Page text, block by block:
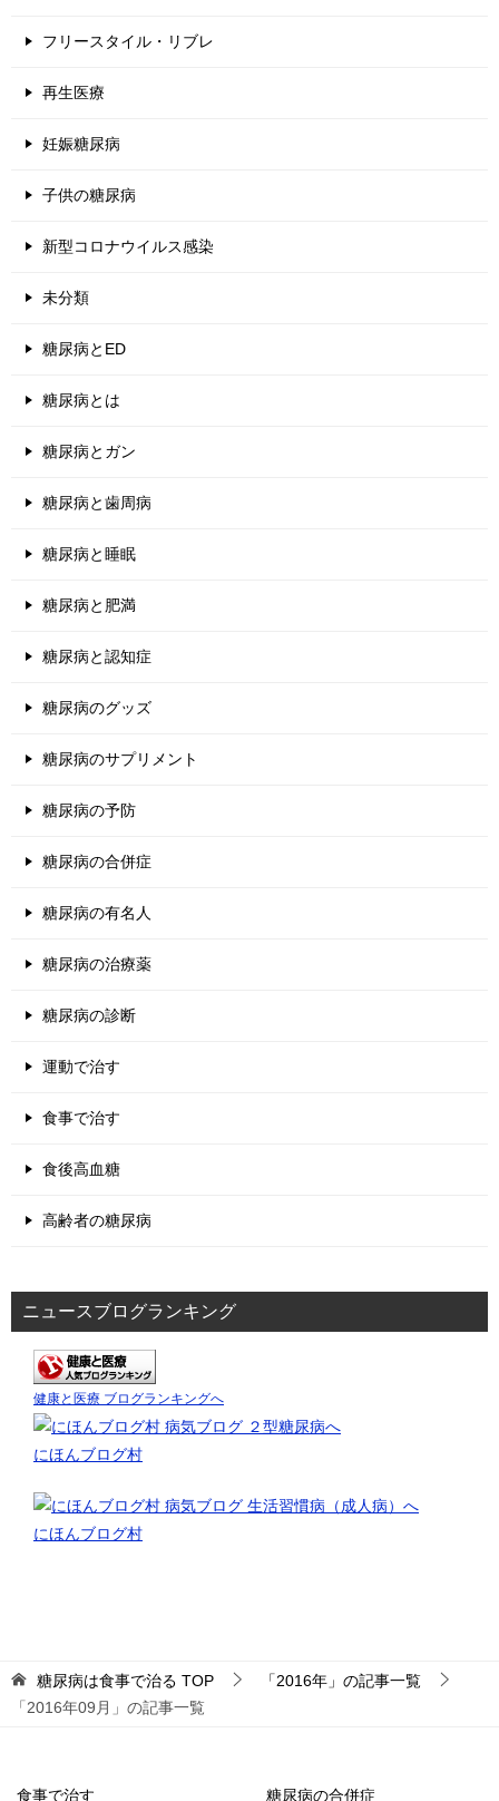
フリースタイル・リブレ
再生医療
妊娠糖尿病
子供の糖尿病
新型コロナウイルス感染
未分類
糖尿病とED
糖尿病とは
糖尿病とガン
糖尿病と歯周病
糖尿病と睡眠
糖尿病と肥満
糖尿病と認知症
糖尿病のグッズ
糖尿病のサプリメント
糖尿病の予防
糖尿病の合併症
糖尿病の有名人
糖尿病の治療薬
糖尿病の診断
運動で治す
食事で治す
食後高血糖
高齢者の糖尿病
ニュースブログランキング
健康と医療 ブログランキングへ
にほんブログ村
にほんブログ村
糖尿病は食事で治る TOP
「2016年」の記事一覧
「2016年09月」の記事一覧
食事で治す 糖尿病の合併症